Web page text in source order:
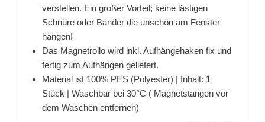
verstellen. Ein großer Vorteil; keine lästigen
Schnüre oder Bänder die unschön am Fenster
hängen!
Das Magnetrollo wird inkl. Aufhängehaken fix und
fertig zum Aufhängen geliefert.
Material ist 100% PES (Polyester) | Inhalt: 1
Stück | Waschbar bei 30°C ( Magnetstangen vor
dem Waschen entfernen)